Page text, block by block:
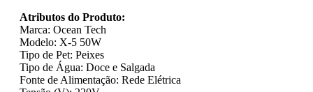
Atributos do Produto:
Marca: Ocean Tech
Modelo: X-5 50W
Tipo de Pet: Peixes
Tipo de Água: Doce e Salgada
Fonte de Alimentação: Rede Elétrica